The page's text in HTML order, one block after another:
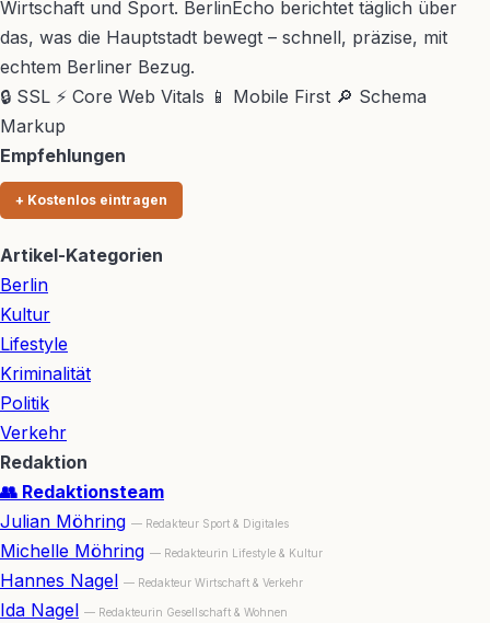
Wirtschaft und Sport. BerlinEcho berichtet täglich über
das, was die Hauptstadt bewegt – schnell, präzise, mit
echtem Berliner Bezug.
🔒 SSL ⚡ Core Web Vitals 📱 Mobile First 🔎 Schema
Markup
Empfehlungen
+ Kostenlos eintragen
Artikel-Kategorien
Berlin
Kultur
Lifestyle
Kriminalität
Politik
Verkehr
Redaktion
👥 Redaktionsteam
Julian Möhring — Redakteur Sport & Digitales
Michelle Möhring — Redakteurin Lifestyle & Kultur
Hannes Nagel — Redakteur Wirtschaft & Verkehr
Ida Nagel — Redakteurin Gesellschaft & Wohnen